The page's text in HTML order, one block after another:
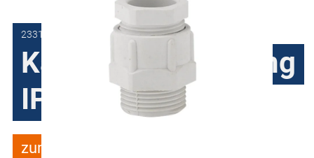
2331-0063-13-00
Kabelverschraubung
IP55
zum Merkzettel hinzufügen